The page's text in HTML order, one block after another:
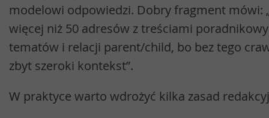
modelowi odpowiedzi. Dobry fragment mówi:
więcej niż 50 adresów z treściami
tematów i relacji parent/child, bo bez tego
zbyt szeroki kontekst”.
W praktyce warto wdrożyć kilka zasad